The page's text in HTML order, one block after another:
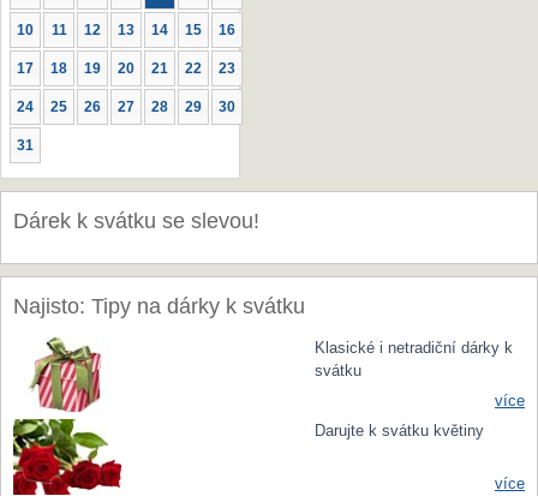
10 11 12 13 14 15 16
17 18 19 20 21 22 23
24 25 26 27 28 29 30
31
Dárek k svátku se slevou!
Najisto: Tipy na dárky k svátku
Klasické i netradiční dárky k
svátku
více
Darujte k svátku květiny
více